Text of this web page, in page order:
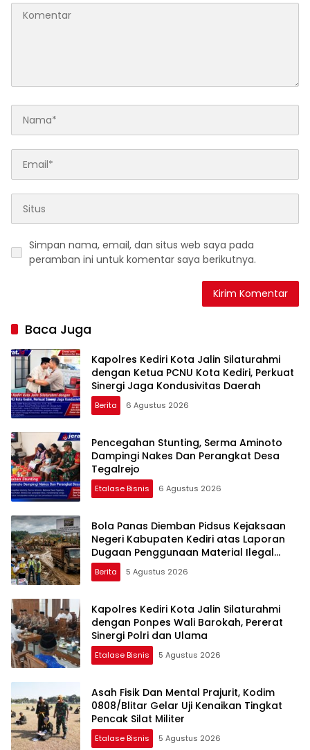
Simpan nama, email, dan situs web saya pada
peramban ini untuk komentar saya berikutnya.
Baca Juga
Kapolres Kediri Kota Jalin Silaturahmi
dengan Ketua PCNU Kota Kediri, Perkuat
Sinergi Jaga Kondusivitas Daerah
Berita 6 Agustus 2026
Pencegahan Stunting, Serma Aminoto
Dampingi Nakes Dan Perangkat Desa
Tegalrejo
Etalase Bisnis 6 Agustus 2026
Bola Panas Diemban Pidsus Kejaksaan
Negeri Kabupaten Kediri atas Laporan
Dugaan Penggunaan Material Ilegal
Proyek Tol Kediri Oleh PT. HASTARI JAYA
SENTOSA
Berita 5 Agustus 2026
Kapolres Kediri Kota Jalin Silaturahmi
dengan Ponpes Wali Barokah, Pererat
Sinergi Polri dan Ulama
Etalase Bisnis 5 Agustus 2026
Asah Fisik Dan Mental Prajurit, Kodim
0808/Blitar Gelar Uji Kenaikan Tingkat
Pencak Silat Militer
Etalase Bisnis 5 Agustus 2026